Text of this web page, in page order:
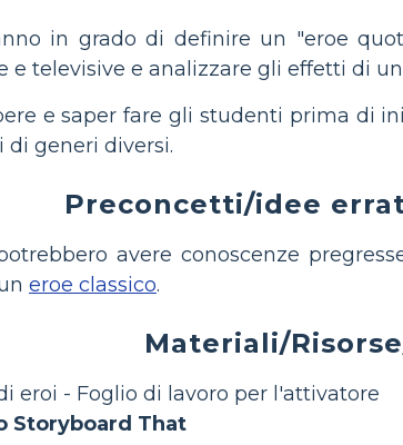
in grado di definire un "eroe
e televisive e analizzare gli effetti di
e saper fare gli studenti prima di
di generi diversi.
Preconcetti/idee
avere conoscenze
eroe classico.
Materiali/
eroi - Foglio di lavoro per l'attivatore
Storyboard That